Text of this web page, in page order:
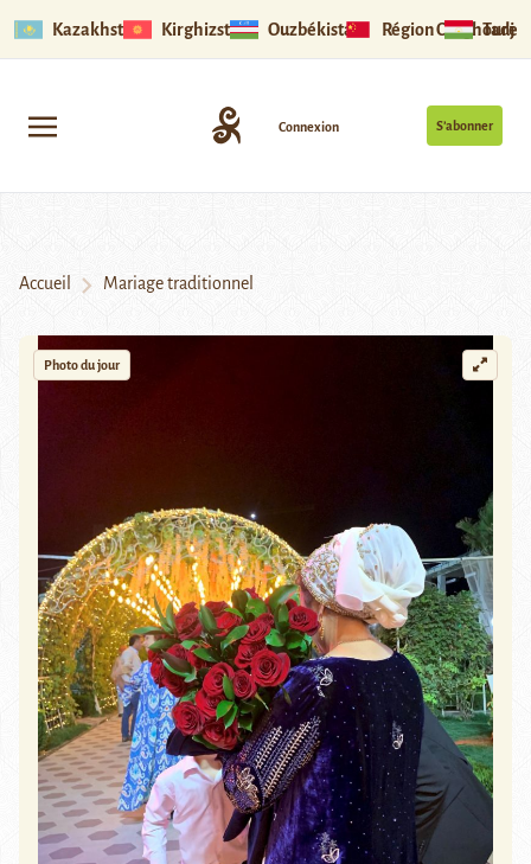
Kazakhstan Kirghizstan Ouzbékistan Région Ouïghoure
S’abonner
Connexion
Accueil Mariage traditionnel
Photo du jour